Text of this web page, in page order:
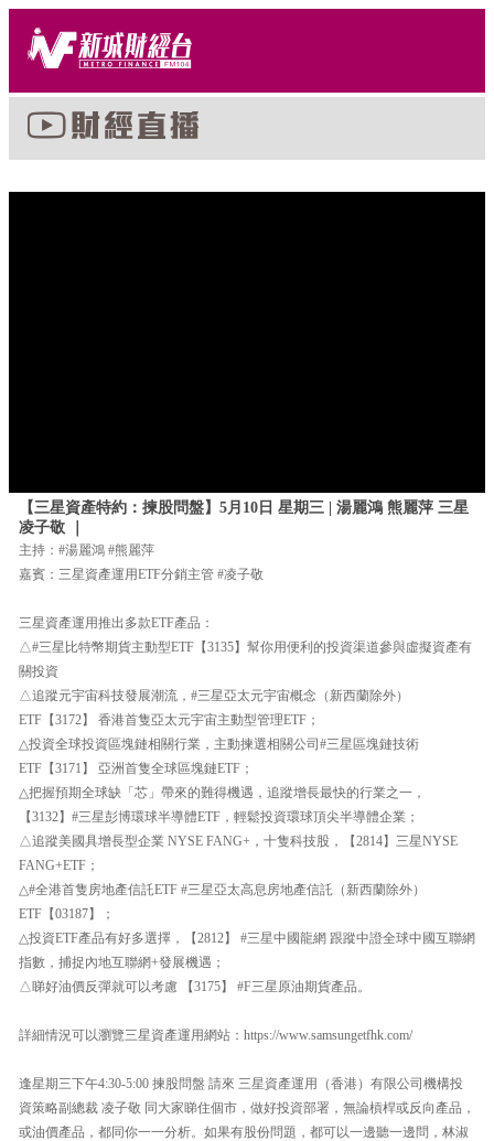
【三星資產特約：揀股問盤】5月10日 星期三 | 湯麗鴻 熊麗萍 三星
凌子敬 ｜
主持：#湯麗鴻 #熊麗萍
嘉賓：三星資產運用ETF分銷主管 #凌子敬
三星資產運用推出多款ETF產品：
△#三星比特幣期貨主動型ETF【3135】幫你用便利的投資渠道參與虛擬資產有
關投資
△追蹤元宇宙科技發展潮流，#三星亞太元宇宙概念（新西蘭除外）
ETF【3172】 香港首隻亞太元宇宙主動型管理ETF；
△投資全球投資區塊鏈相關行業，主動揀選相關公司#三星區塊鏈技術
ETF【3171】 亞洲首隻全球區塊鏈ETF；
△把握預期全球缺「芯」帶來的難得機遇，追蹤增長最快的行業之一，
【3132】#三星彭博環球半導體ETF，輕鬆投資環球頂尖半導體企業；
△追蹤美國具增長型企業 NYSE FANG+，十隻科技股，【2814】三星NYSE
FANG+ETF；
△#全港首隻房地產信託ETF #三星亞太高息房地產信託（新西蘭除外）
ETF【03187】；
△投資ETF產品有好多選擇，【2812】 #三星中國龍網 跟蹤中證全球中國互聯網
指數，捕捉內地互聯網+發展機遇；
△睇好油價反彈就可以考慮 【3175】 #F三星原油期貨產品。
詳細情況可以瀏覽三星資產運用網站：https://www.samsungetfhk.com/
逢星期三下午4:30-5:00 揀股問盤 請來 三星資產運用（香港）有限公司機構投
資策略副總裁 凌子敬 同大家睇住個市，做好投資部署，無論槓桿或反向產品，
或油價產品，都同你一一分析。如果有股份問題，都可以一邊聽一邊問，林淑